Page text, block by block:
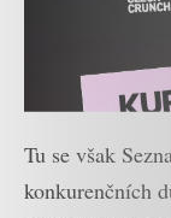
Tu se však
konkurenčních